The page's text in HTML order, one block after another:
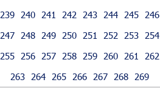
239
240 241 242 243 244 245
246
247
248 249 250 251 252 253
254
255
256 257 258 259 260 261
262
263
264 265 266 267 268 269